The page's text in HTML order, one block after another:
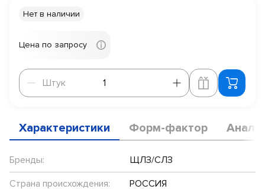
Нет в наличии
Цена по запросу
Штук
Штук
Характеристики Форм-фактор
Бренды:
ЩЛЗ/СЛЗ
Страна происхождения:
РОССИЯ